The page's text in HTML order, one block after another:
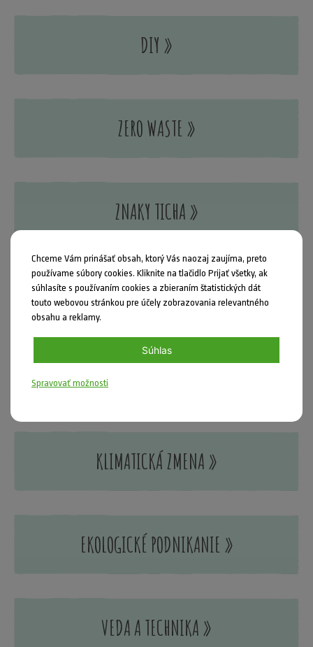
DIY »
ZERO WASTE »
ZNAKY TICHA »
VEDECKÉ OKIENKO »
GEOLÓGIA V K❒CKE »
KLIMATICKÁ ZMENA »
EKOLOGICKÉ PODNIKANIE »
VEDA A TECHNIKA »
Chceme Vám prinášať obsah, ktorý Vás naozaj zaujíma, preto
používame súbory cookies. Kliknite na tlačidlo Prijať všetky, ak
súhlasíte s používaním cookies a zbieraním štatistických dát
touto webovou stránkou pre účely zobrazovania relevantného
obsahu a reklamy.
Súhlas
Spravovať možnosti